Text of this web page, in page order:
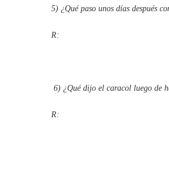
5) ¿Qué paso unos días después
R:
6) ¿Qué dijo el caracol luego de
R: